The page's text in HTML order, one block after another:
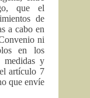
que el
de
a cabo en
ni
en los
medidas y
artículo 7
que envíe